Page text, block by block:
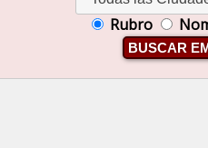
Rubro
BUSCAR